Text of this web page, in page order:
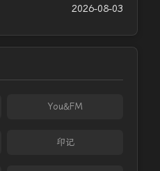
2026-08-03
You&FM
印记